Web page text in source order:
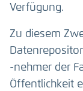
Verfügung.
Zu diesem
-nehmer der
Öffentlichkeit